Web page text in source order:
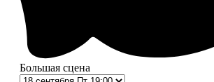
Большая сцена